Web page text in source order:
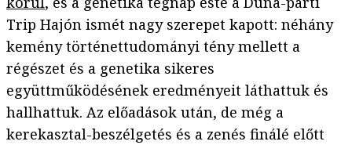
Trip Hajón ismét nagy szerepet kapott: néhány
kemény történettudományi tény mellett a
régészet és a genetika sikeres
együttműködésének eredményeit láthattuk és
hallhattuk. Az előadások után, de még a
kerekasztal-beszélgetés és a zenés finálé előtt